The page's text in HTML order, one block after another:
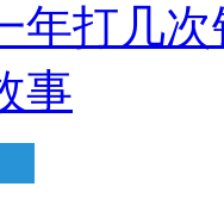
年打几次
事